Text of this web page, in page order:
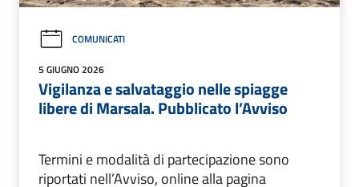
COMUNICATI
5 GIUGNO 2026
Vigilanza e salvataggio nelle spiagge
libere di Marsala. Pubblicato l’Avviso
Termini e modalità di partecipazione sono
riportati nell’Avviso, online alla pagina